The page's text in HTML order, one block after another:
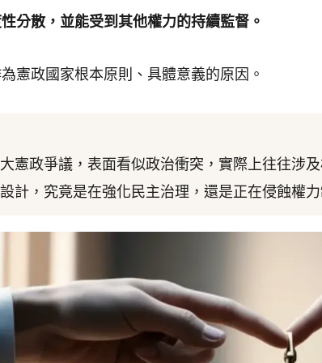
分散，並能受到其他權力的持續監督。
憲政國家根本原則、具體意義的原因。
憲政爭議，表面看似政治衝突，實際上往往涉
計，究竟是在強化民主治理，還是正在侵蝕權力